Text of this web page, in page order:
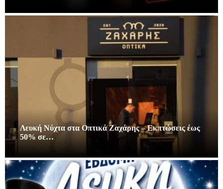
Λευκή Νύχτα στα Οπτικά Ζαχάρης – Εκπτώσεις έως
50% σε…